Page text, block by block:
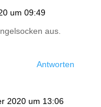
um 09:49
aus.
Antworten
2020 um 13:06